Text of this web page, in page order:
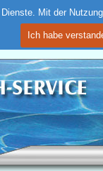
Mit der
Ich habe